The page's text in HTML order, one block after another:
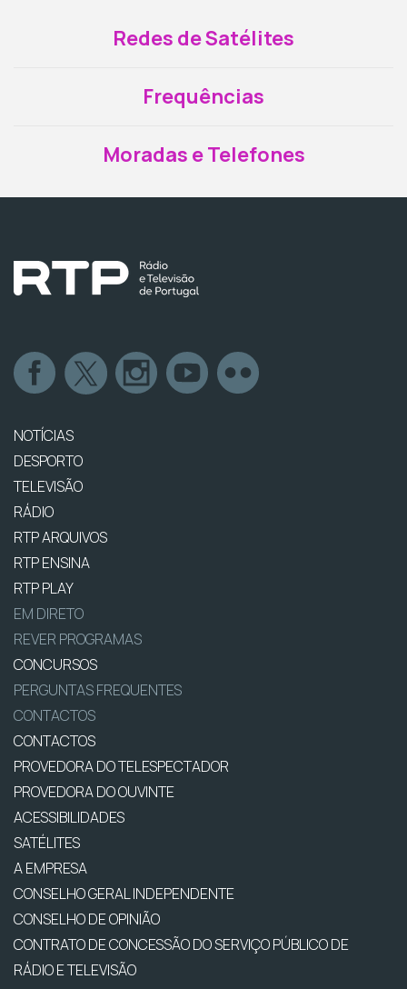
Redes de Satélites
Frequências
Moradas e Telefones
NOTÍCIAS
DESPORTO
TELEVISÃO
RÁDIO
RTP ARQUIVOS
RTP ENSINA
RTP PLAY
EM DIRETO
REVER PROGRAMAS
CONCURSOS
PERGUNTAS FREQUENTES
CONTACTOS
CONTACTOS
PROVEDORA DO TELESPECTADOR
PROVEDORA DO OUVINTE
ACESSIBILIDADES
SATÉLITES
A EMPRESA
CONSELHO GERAL INDEPENDENTE
CONSELHO DE OPINIÃO
CONTRATO DE CONCESSÃO DO SERVIÇO PÚBLICO DE
RÁDIO E TELEVISÃO